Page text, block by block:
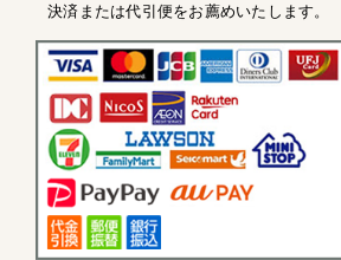
決済または代引便をお薦めいたします。